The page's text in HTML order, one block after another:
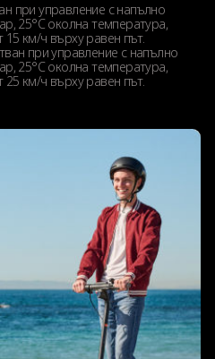
при управление с напълно
25°C околна температура,
15 км/ч върху равен път.
при управление с напълно
25°C околна температура,
25 км/ч върху равен път.